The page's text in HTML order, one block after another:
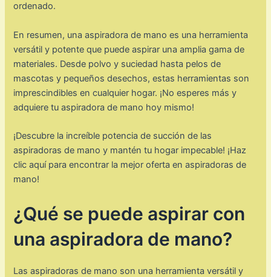
ordenado.
En resumen, una aspiradora de mano es una herramienta
versátil y potente que puede aspirar una amplia gama de
materiales. Desde polvo y suciedad hasta pelos de
mascotas y pequeños desechos, estas herramientas son
imprescindibles en cualquier hogar. ¡No esperes más y
adquiere tu aspiradora de mano hoy mismo!
¡Descubre la increíble potencia de succión de las
aspiradoras de mano y mantén tu hogar impecable! ¡Haz
clic aquí para encontrar la mejor oferta en aspiradoras de
mano!
¿Qué se puede aspirar con
una aspiradora de mano?
Las aspiradoras de mano son una herramienta versátil y